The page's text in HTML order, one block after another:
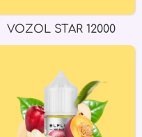
VOZOL STAR 12000